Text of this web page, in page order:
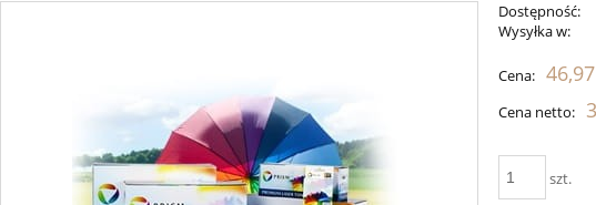
Dostępność:
Wysyłka w:
Cena: 46,97
Cena netto:
szt.